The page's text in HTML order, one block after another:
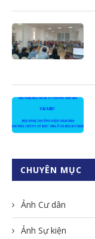
CHUYÊN MỤC
Ảnh Cư dân
Ảnh Sự kiện